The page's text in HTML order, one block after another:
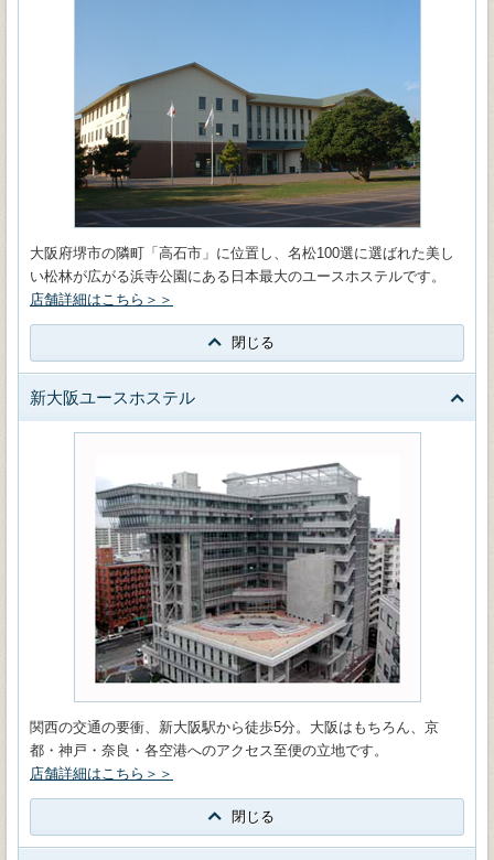
大阪府堺市の隣町「高石市」に位置し、名松100選に選ばれた美し
い松林が広がる浜寺公園にある日本最大のユースホステルです。
店舗詳細はこちら＞＞
閉じる
新大阪ユースホステル
関西の交通の要衝、新大阪駅から徒歩5分。大阪はもちろん、京
都・神戸・奈良・各空港へのアクセス至便の立地です。
店舗詳細はこちら＞＞
閉じる